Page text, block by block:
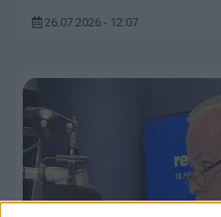
26.07.2026 - 12:07